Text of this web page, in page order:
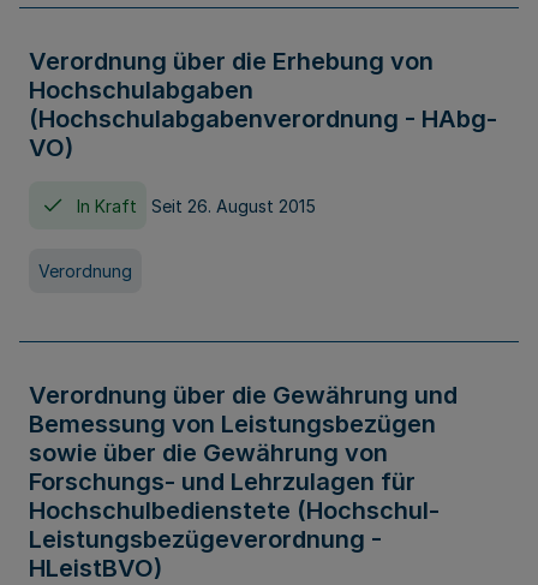
Verordnung über die Erhebung von
Hochschulabgaben
(Hochschulabgabenverordnung - HAbg-
VO)
In Kraft Seit 26. August 2015
Verordnung
Verordnung über die Gewährung und
Bemessung von Leistungsbezügen
sowie über die Gewährung von
Forschungs- und Lehrzulagen für
Hochschulbedienstete (Hochschul-
Leistungsbezügeverordnung -
HLeistBVO)